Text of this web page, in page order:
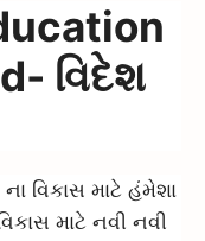
વિદેશ
વિકાસ માટે હંમેશા
માટે નવી નવી